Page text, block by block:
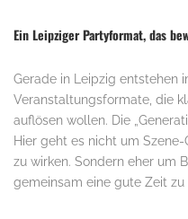
Ein Leipziger Partyformat, das
Gerade in Leipzig entstehen
Veranstaltungsformate, die
auflösen wollen. Die
Hier geht es nicht um
zu wirken. Sondern eher um
gemeinsam eine gute Zeit